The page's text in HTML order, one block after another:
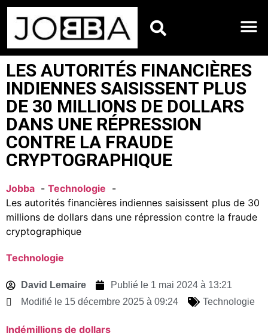
LES AUTORITÉS FINANCIÈRES
INDIENNES SAISISSENT PLUS
DE 30 MILLIONS DE DOLLARS
DANS UNE RÉPRESSION
CONTRE LA FRAUDE
CRYPTOGRAPHIQUE
Jobba
Technologie
Les autorités financières indiennes saisissent plus de 30
millions de dollars dans une répression contre la fraude
cryptographique
Technologie
David Lemaire Publié le 1 mai 2024 à 13:21
Modifié le 15 décembre 2025 à 09:24
Technologie
Indémillions de dollars